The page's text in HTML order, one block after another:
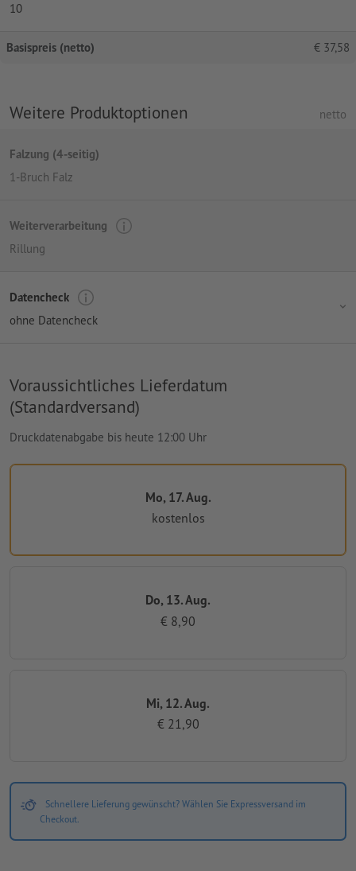
10
Basispreis (netto) € 37,58
Weitere Produktoptionen netto
Falzung (4-seitig)
1-Bruch Falz
Weiterverarbeitung
Rillung
Datencheck
ohne Datencheck
Voraussichtliches Lieferdatum
(Standardversand)
Druckdatenabgabe bis heute 12:00 Uhr
Mo, 17. Aug.
kostenlos
Do, 13. Aug.
€ 8,90
Mi, 12. Aug.
€ 21,90
Schnellere Lieferung gewünscht? Wählen Sie Expressversand im
Checkout.